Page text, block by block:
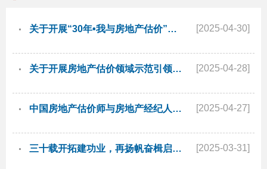
关于开展“30年•我与房地产估价”作品征集活动的通知 [2025-04-30]
关于开展房地产估价领域示范引领人员和机构评价活动的通知 [2025-04-28]
中国房地产估价师与房地产经纪人学会公告 [2025-04-27]
三十载开拓建功业，再扬帆奋楫启新程—宋春华 [2025-03-31]